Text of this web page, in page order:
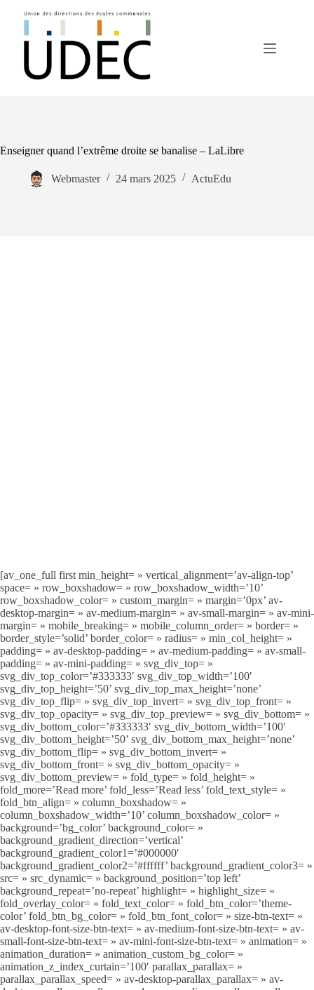
Enseigner quand l’extrême droite se banalise – LaLibre
Webmaster 24 mars 2025 ActuEdu
[av_one_full first min_height= » vertical_alignment=’av-align-top’
space= » row_boxshadow= » row_boxshadow_width=’10’
row_boxshadow_color= » custom_margin= » margin=’0px’ av-
desktop-margin= » av-medium-margin= » av-small-margin= » av-mini-
margin= » mobile_breaking= » mobile_column_order= » border= »
border_style=’solid’ border_color= » radius= » min_col_height= »
padding= » av-desktop-padding= » av-medium-padding= » av-small-
padding= » av-mini-padding= » svg_div_top= »
svg_div_top_color=’#333333′ svg_div_top_width=’100′
svg_div_top_height=’50’ svg_div_top_max_height=’none’
svg_div_top_flip= » svg_div_top_invert= » svg_div_top_front= »
svg_div_top_opacity= » svg_div_top_preview= » svg_div_bottom= »
svg_div_bottom_color=’#333333′ svg_div_bottom_width=’100′
svg_div_bottom_height=’50’ svg_div_bottom_max_height=’none’
svg_div_bottom_flip= » svg_div_bottom_invert= »
svg_div_bottom_front= » svg_div_bottom_opacity= »
svg_div_bottom_preview= » fold_type= » fold_height= »
fold_more=’Read more’ fold_less=’Read less’ fold_text_style= »
fold_btn_align= » column_boxshadow= »
column_boxshadow_width=’10’ column_boxshadow_color= »
background=’bg_color’ background_color= »
background_gradient_direction=’vertical’
background_gradient_color1=’#000000′
background_gradient_color2=’#ffffff’ background_gradient_color3= »
src= » src_dynamic= » background_position=’top left’
background_repeat=’no-repeat’ highlight= » highlight_size= »
fold_overlay_color= » fold_text_color= » fold_btn_color=’theme-
color’ fold_btn_bg_color= » fold_btn_font_color= » size-btn-text= »
av-desktop-font-size-btn-text= » av-medium-font-size-btn-text= » av-
small-font-size-btn-text= » av-mini-font-size-btn-text= » animation= »
animation_duration= » animation_custom_bg_color= »
animation_z_index_curtain=’100′ parallax_parallax= »
parallax_parallax_speed= » av-desktop-parallax_parallax= » av-